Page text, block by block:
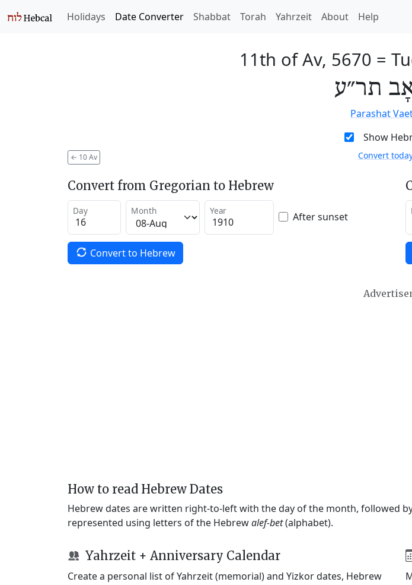
Holidays Date Converter Shabbat Torah Yahrzeit About Help
11th of Av, 5670 =
תר״ע
Parashat
Show
← 10 Av Convert
Convert from Gregorian to Hebrew
Day Month Year After sunset
Convert to Hebrew
How to read Hebrew Dates
Hebrew dates are written right-to-left with the day of the month, followed
represented using letters of the Hebrewalef-bet(alphabet).
Yahrzeit + Anniversary Calendar
Create a personal list of Yahrzeit (memorial) and Yizkor dates, Hebrew